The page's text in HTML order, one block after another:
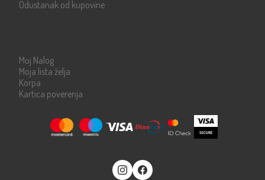
Odustanak od kupovine
Moj Nalog
Moja lista želja
Korpa
Kartica poverenja